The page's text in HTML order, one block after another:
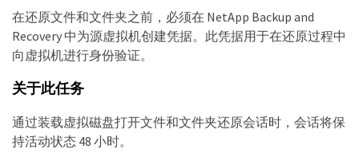
在还原文件和文件夹之前，必须在 NetApp Backup and
Recovery 中为源虚拟机创建凭据。此凭据用于在还原过程中
向虚拟机进行身份验证。
关于此任务
通过装载虚拟磁盘打开文件和文件夹还原会话时，会话将保
持活动状态 48 小时。